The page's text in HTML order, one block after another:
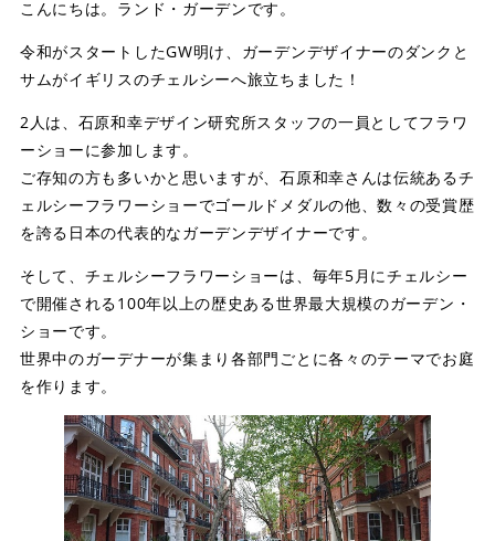
こんにちは。ランド・ガーデンです。
令和がスタートしたGW明け、ガーデンデザイナーのダンクと
サムがイギリスのチェルシーへ旅立ちました！
2人は、石原和幸デザイン研究所スタッフの一員としてフラワ
ーショーに参加します。
ご存知の方も多いかと思いますが、石原和幸さんは伝統あるチ
ェルシーフラワーショーでゴールドメダルの他、数々の受賞歴
を誇る日本の代表的なガーデンデザイナーです。
そして、チェルシーフラワーショーは、毎年5月にチェルシー
で開催される100年以上の歴史ある世界最大規模のガーデン・
ショーです。
世界中のガーデナーが集まり各部門ごとに各々のテーマでお庭
を作ります。